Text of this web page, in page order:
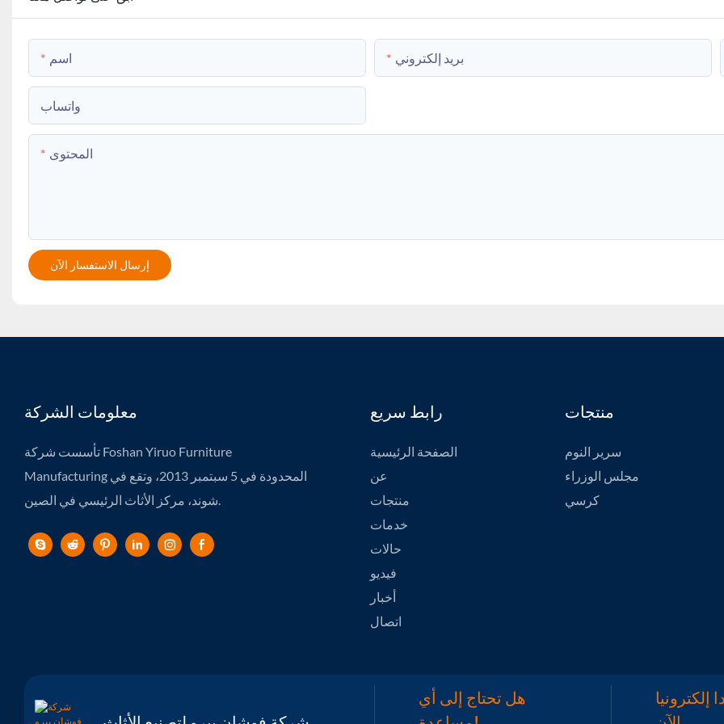
اسم بريد إلكتروني
واتساب
المحتوى
إرسال الاستفسار الآن
معلومات الشركة
تأسست شركة Foshan Yiruo Furniture
Manufacturing المحدودة في 5 سبتمبر 2013، وتقع في
شوند، مركز الأثاث الرئيسي في الصين.
رابط سريع
الصفحة الرئيسية
عن
منتجات
خدمات
حالات
فيديو
أخبار
اتصال
منتجات
سرير النوم
مجلس الوزراء
كرسي
هل تحتاج إلى أي
إلكترونيا